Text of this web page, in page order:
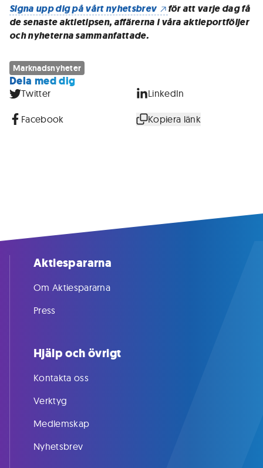
Signa upp dig på vårt nyhetsbrev
för att varje dag få
de senaste aktietipsen, affärerna i våra aktieportföljer
och nyheterna sammanfattade.
Marknadsnyheter
Dela med dig
Twitter LinkedIn
Facebook Kopiera länk
Aktiespararna
Om Aktiespararna
Press
Hjälp och övrigt
Kontakta oss
Verktyg
Medlemskap
Nyhetsbrev